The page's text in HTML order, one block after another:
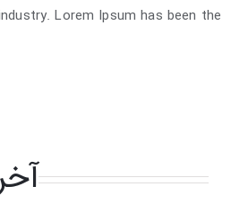
Lorem Ipsum has been the[...]